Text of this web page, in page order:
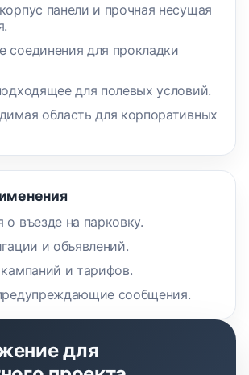
панели и прочная несущая
для прокладки
для полевых условий.
область для корпоративных
въезде на парковку.
и объявлений.
и тарифов.
сообщения.
для